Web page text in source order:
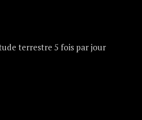
terrestre 5 fois par jour